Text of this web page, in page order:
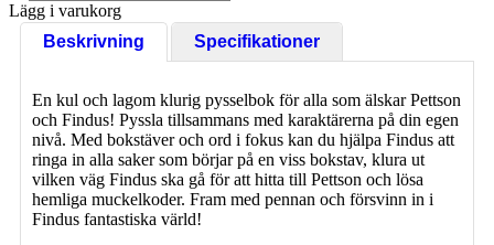
Lägg i varukorg
Beskrivning
Specifikationer
En kul och lagom klurig pysselbok för alla som älskar Pettson
och Findus! Pyssla tillsammans med karaktärerna på din egen
nivå. Med bokstäver och ord i fokus kan du hjälpa Findus att
ringa in alla saker som börjar på en viss bokstav, klura ut
vilken väg Findus ska gå för att hitta till Pettson och lösa
hemliga muckelkoder. Fram med pennan och försvinn in i
Findus fantastiska värld!